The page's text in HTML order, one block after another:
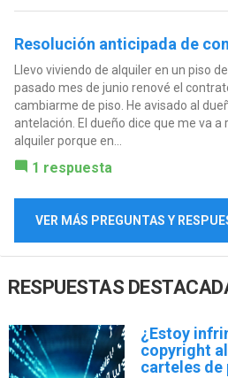
Resolución anticipada de
Llevo viviendo de alquiler en un piso
pasado mes de junio renové el
cambiarme de piso. He avisado al
antelación. El dueño dice que me va
alquiler porque en...
1 respuesta
VER MÁS PREGUNTAS Y
RESPUESTAS
¿Estoy
copyright
carteles de